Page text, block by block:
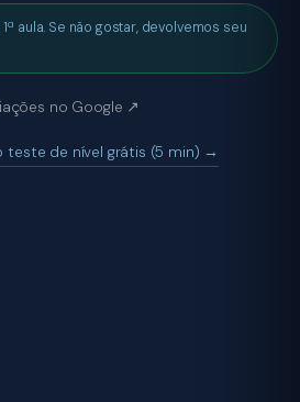
aula. Se não gostar, devolvemos seu
no Google ↗
teste de nível grátis (5 min) →